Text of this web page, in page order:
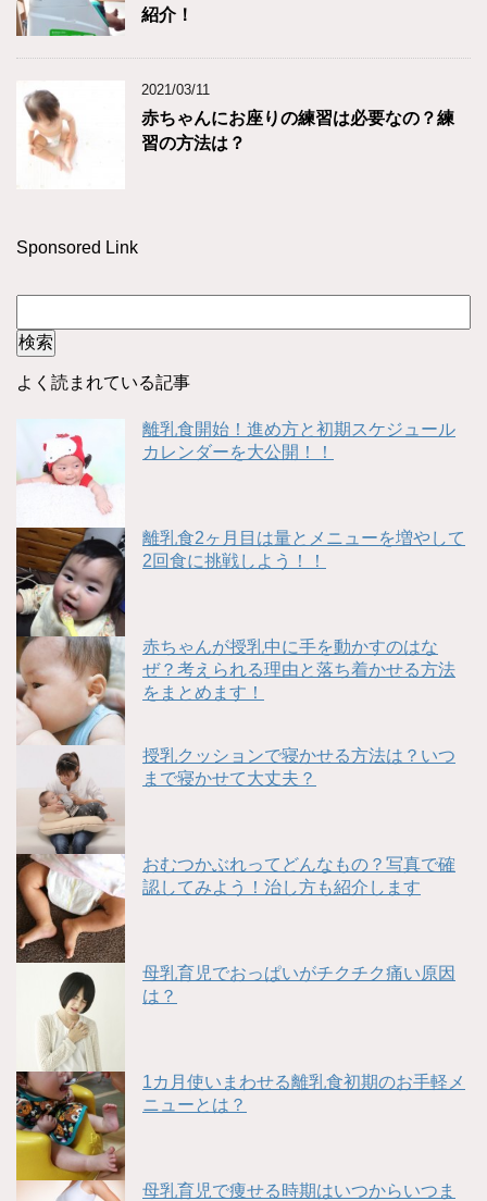
紹介！
2021/03/11
赤ちゃんにお座りの練習は必要なの？練
習の方法は？
Sponsored Link
よく読まれている記事
離乳食開始！進め方と初期スケジュール
カレンダーを大公開！！
離乳食2ヶ月目は量とメニューを増やして
2回食に挑戦しよう！！
赤ちゃんが授乳中に手を動かすのはな
ぜ？考えられる理由と落ち着かせる方法
をまとめます！
授乳クッションで寝かせる方法は？いつ
まで寝かせて大丈夫？
おむつかぶれってどんなもの？写真で確
認してみよう！治し方も紹介します
母乳育児でおっぱいがチクチク痛い原因
は？
1カ月使いまわせる離乳食初期のお手軽メ
ニューとは？
母乳育児で痩せる時期はいつからいつま